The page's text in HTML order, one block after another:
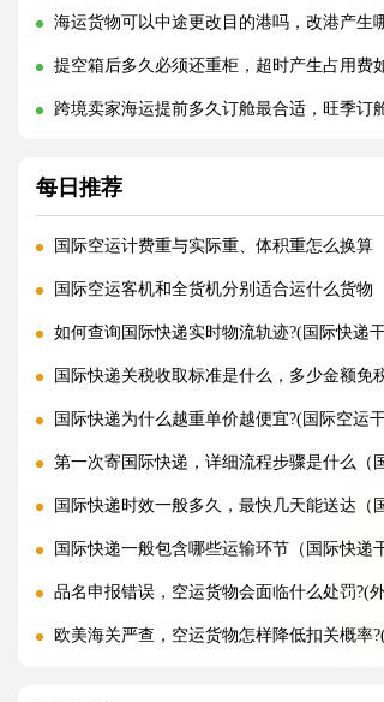
海运货物可以中途更改目的港吗，改港产生
提空箱后多久必须还重柜，超时产生占用费
跨境卖家海运提前多久订舱最合适，旺季订
每日推荐
国际空运计费重与实际重、体积重怎么换算
国际空运客机和全货机分别适合运什么货物
如何查询国际快递实时物流轨迹?(国际快递
国际快递关税收取标准是什么，多少金额免
国际快递为什么越重单价越便宜?(国际空运
第一次寄国际快递，详细流程步骤是什么（
国际快递时效一般多久，最快几天能送达（
国际快递一般包含哪些运输环节（国际快递
品名申报错误，空运货物会面临什么处罚?(
欧美海关严查，空运货物怎样降低扣关概率